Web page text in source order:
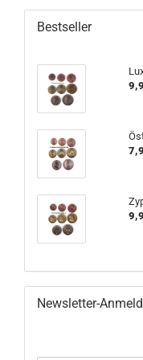
Bestseller
Newsletter-